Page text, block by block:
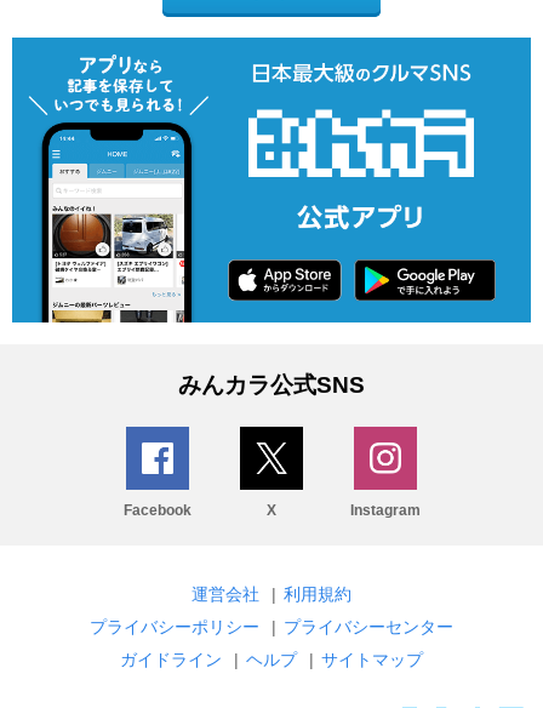
みんカラ公式SNS
Facebook X Instagram
運営会社 | 利用規約
プライバシーポリシー
| プライバシーセンター
ガイドライン
| ヘルプ | サイトマップ